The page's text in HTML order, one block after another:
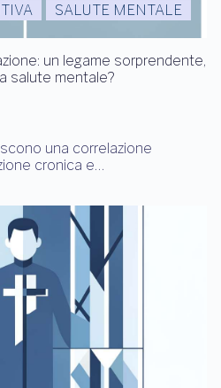
SALUTE MENTALE
un legame sorprendente,
salute mentale?
una correlazione
cronica e…